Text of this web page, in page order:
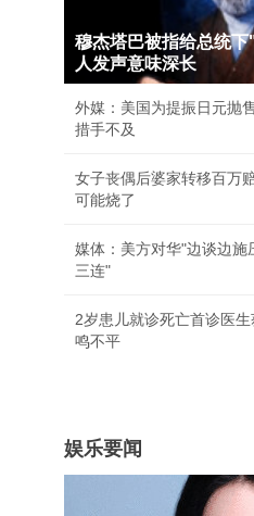
穆杰塔巴被指给总统
人发声意味深长
外媒：美国为提振日元抛
措手不及
女子丧偶后婆家转移百万
可能烧了
媒体：美方对华"边谈边施
三连"
2岁患儿就诊死亡首诊医
鸣不平
娱乐要闻